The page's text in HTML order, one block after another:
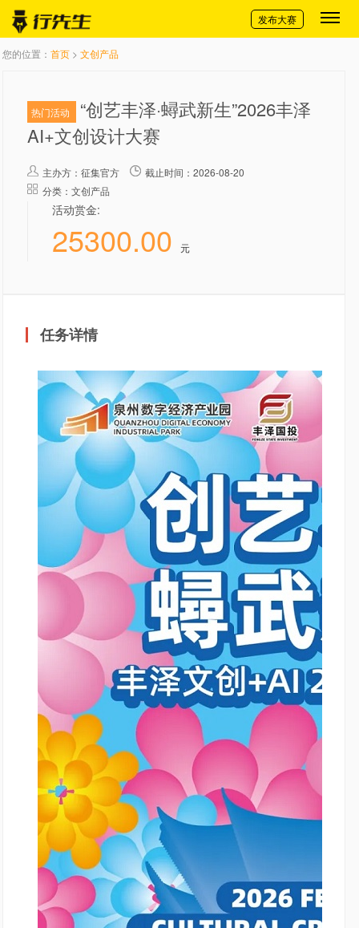
切换导航
发布大赛
您的位置： 首页 > 文创产品
热门活动
“创艺丰泽·蟳武新生”2026丰泽
AI+文创设计大赛
主办方： 征集官方
截止时间：2026-08-20
分类：文创产品
活动赏金:
25300.00 元
任务详情